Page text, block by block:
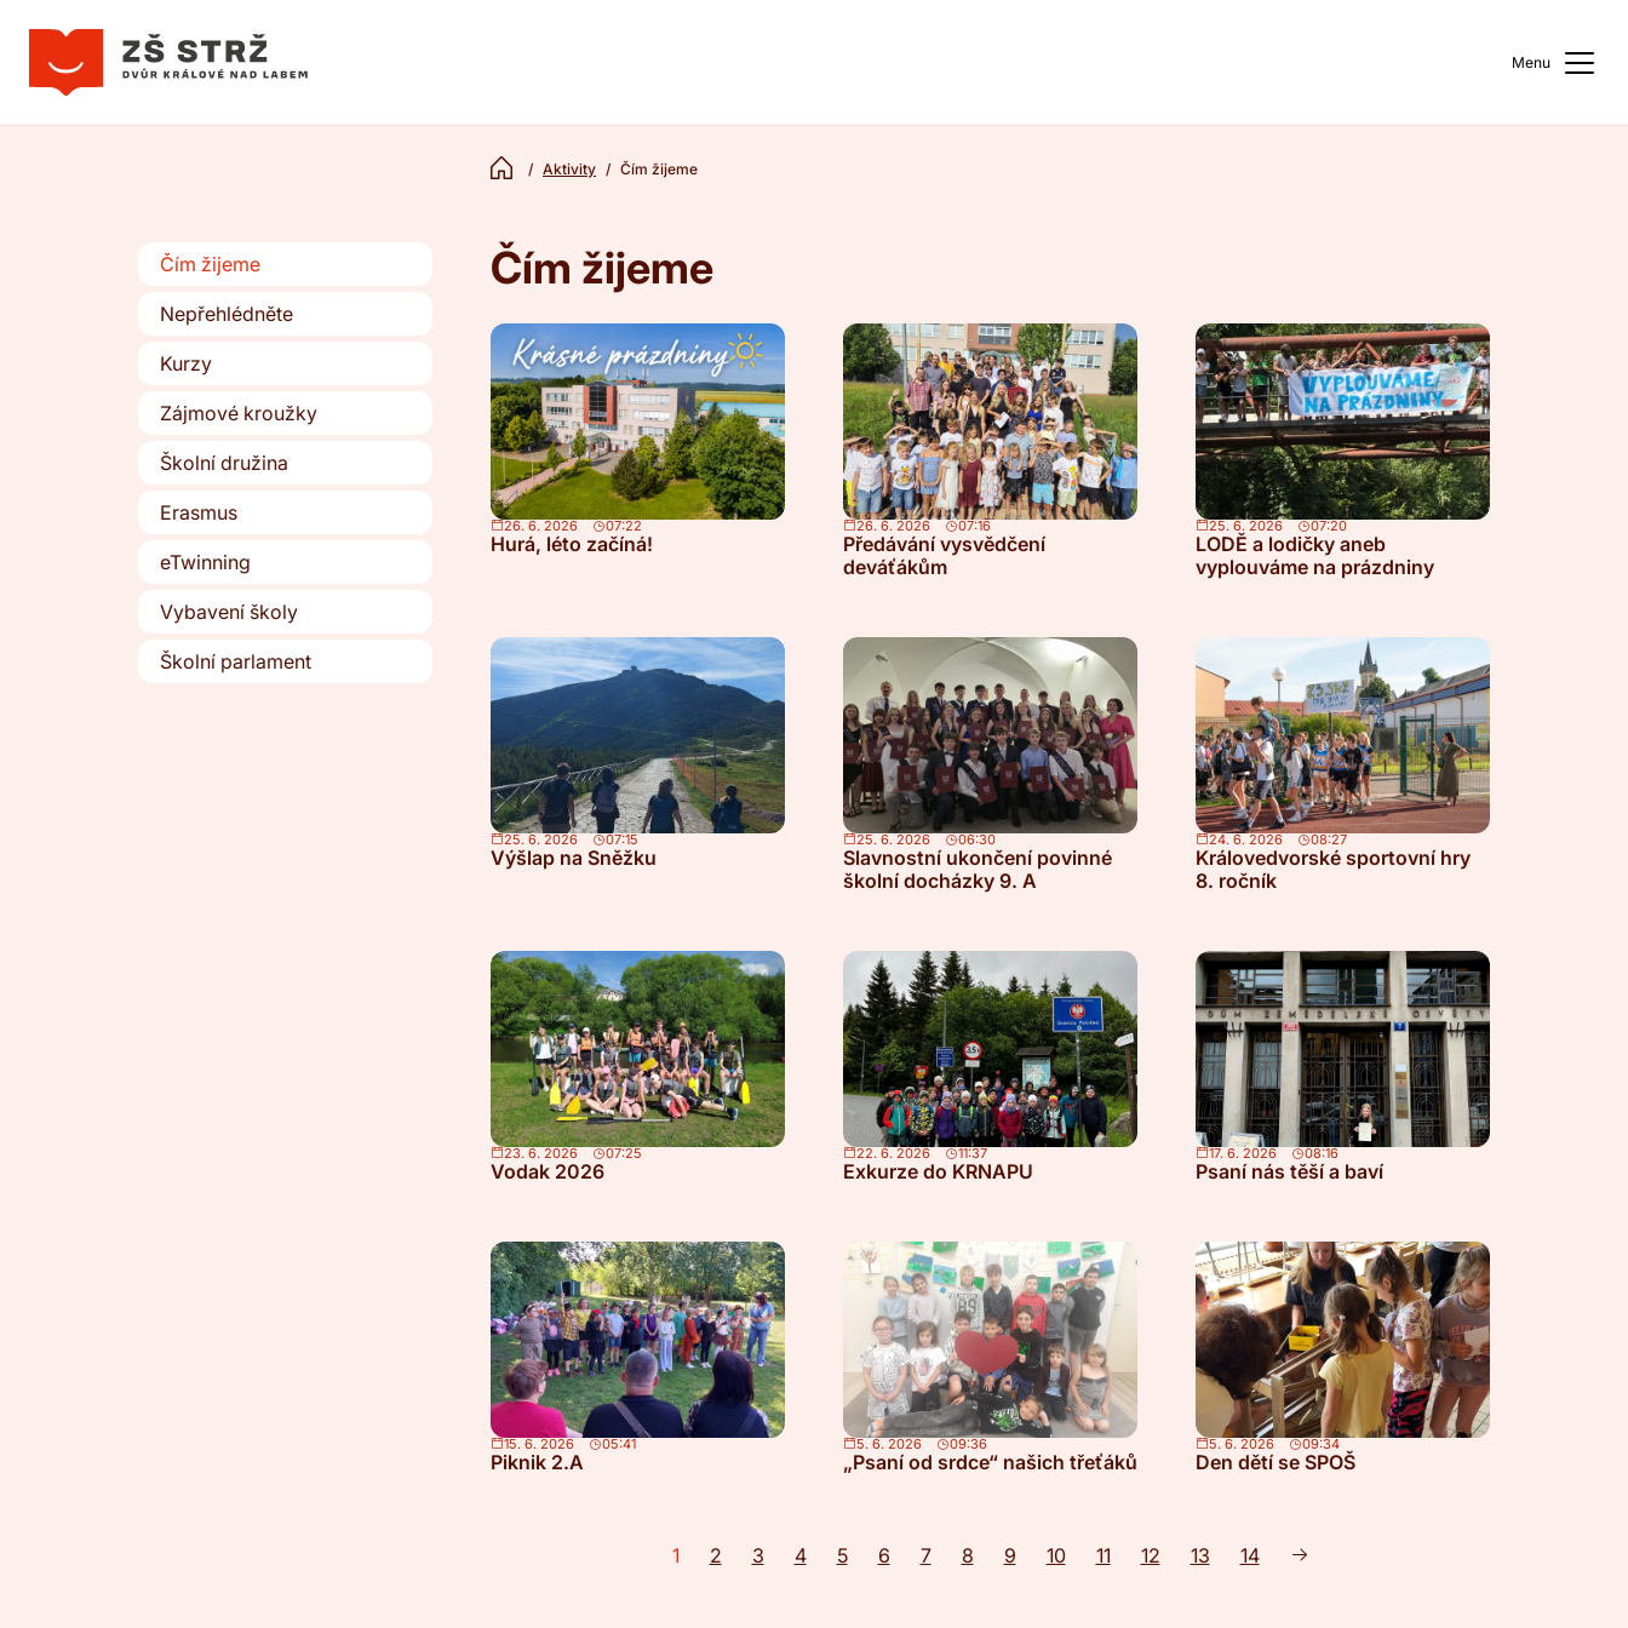
Menu
Aktivity Čím žijeme
Čím žijeme
Nepřehlédněte
Kurzy
Zájmové kroužky
Školní družina
Erasmus
eTwinning
Vybavení školy
Školní parlament
Čím žijeme
26. 6. 2026 07:22
Hurá, léto začíná!
26. 6. 2026 07:16
Předávání vysvědčení
deváťákům
25. 6. 2026 07:20
LODĚ a lodičky aneb
vyplouváme na prázdniny
25. 6. 2026 07:15
Výšlap na Sněžku
25. 6. 2026 06:30
Slavnostní ukončení povinné
školní docházky 9. A
24. 6. 2026 08:27
Královedvorské sportovní hry
8. ročník
23. 6. 2026 07:25
Vodak 2026
22. 6. 2026 11:37
Exkurze do KRNAPU
17. 6. 2026 08:16
Psaní nás těší a baví
15. 6. 2026 05:41
Piknik 2.A
5. 6. 2026 09:36
„Psaní od srdce“ našich třeťáků
5. 6. 2026 09:34
Den dětí se SPOŠ
1 2 3 4 5 6 7 8 9 10 11 12 13 14